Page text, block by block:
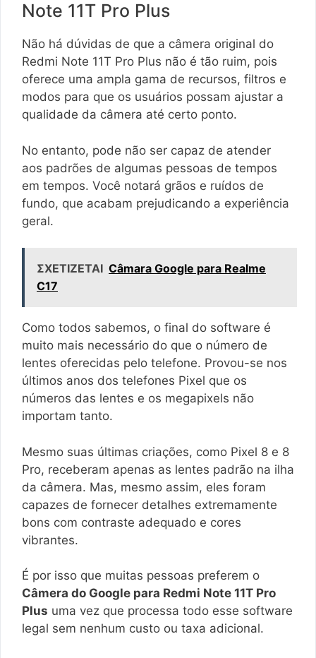
Note 11T Pro Plus
Não há dúvidas de que a câmera original do
Redmi Note 11T Pro Plus não é tão ruim, pois
oferece uma ampla gama de recursos, filtros e
modos para que os usuários possam ajustar a
qualidade da câmera até certo ponto.
No entanto, pode não ser capaz de atender
aos padrões de algumas pessoas de tempos
em tempos. Você notará grãos e ruídos de
fundo, que acabam prejudicando a experiência
geral.
ΣΧΕΤΙΖΕΤΑΙ Câmara Google para Realme
C17
Como todos sabemos, o final do software é
muito mais necessário do que o número de
lentes oferecidas pelo telefone. Provou-se nos
últimos anos dos telefones Pixel que os
números das lentes e os megapixels não
importam tanto.
Mesmo suas últimas criações, como Pixel 8 e 8
Pro, receberam apenas as lentes padrão na ilha
da câmera. Mas, mesmo assim, eles foram
capazes de fornecer detalhes extremamente
bons com contraste adequado e cores
vibrantes.
É por isso que muitas pessoas preferem o
Câmera do Google para Redmi Note 11T Pro
Plus uma vez que processa todo esse software
legal sem nenhum custo ou taxa adicional.